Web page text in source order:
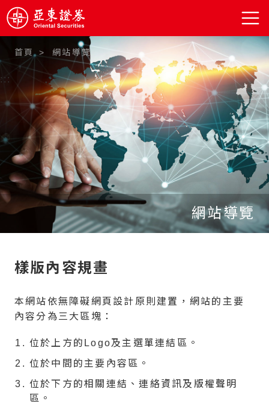
:::
首頁 網站導覽
網站導覽
樣版內容規畫
本網站依無障礙網頁設計原則建置，網站的主要
內容分為三大區塊：
位於上方的Logo及主選單連結區。
位於中間的主要內容區。
位於下方的相關連結、連絡資訊及版權聲明
區。